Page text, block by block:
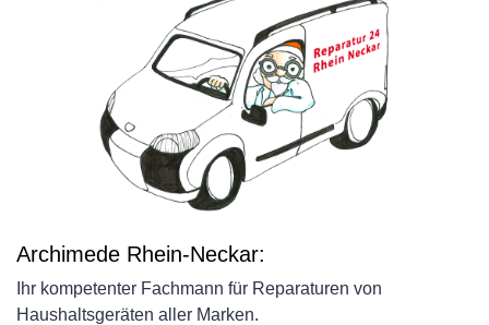
Archimede Rhein-Neckar:
Ihr kompetenter Fachmann für Reparaturen von
Haushaltsgeräten aller Marken.